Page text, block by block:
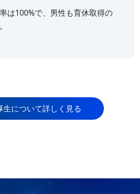
は100%で、男性も育休取得の
生について詳しく見る